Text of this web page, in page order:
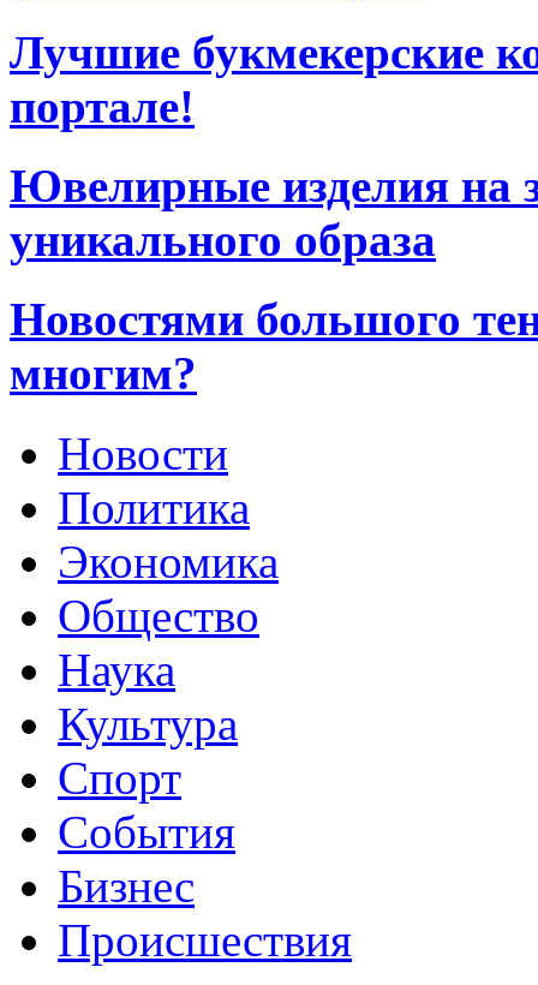
Лучшие букмекерские
портале!
Ювелирные изделия на
уникального образа
Новостями большого
многим?
Новости
Политика
Экономика
Общество
Наука
Культура
Спорт
События
Бизнес
Происшествия